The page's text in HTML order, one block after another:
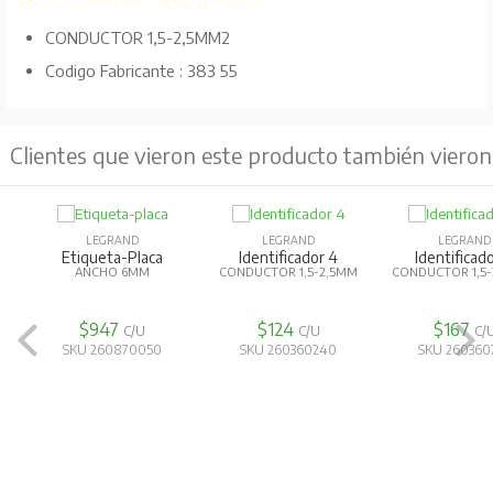
CONDUCTOR 1,5-2,5MM2
Codigo Fabricante : 383 55
Clientes que vieron este producto también vieron
LEGRAND
Etiqueta-Placa
ANCHO 6MM
$947 C/U
SKU 260870050
LEGRAND
Identificador 4
CONDUCTOR 1,5-2,5MM
$124 C/U
SKU 260360240
LEGRAND
CONDUCTOR
$167 C/
SKU